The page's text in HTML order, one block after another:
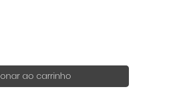
ao carrinho